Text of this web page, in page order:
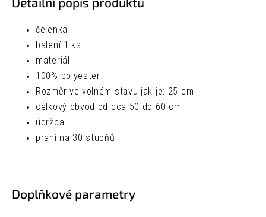
čelenka
balení 1 ks
materiál
100% polyester
Rozměr ve volném stavu jak je: 25 cm
celkový obvod od cca 50 do 60 cm
údržba
praní na 30 stupňů
Doplňkové parametry